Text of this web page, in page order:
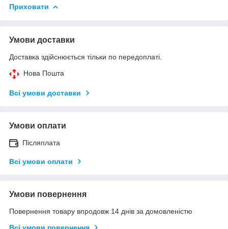
Приховати
Умови доставки
Доставка здійснюється тільки по передоплаті.
Нова Пошта
Всі умови доставки
Умови оплати
Післяплата
Всі умови оплати
Умови повернення
Повернення товару впродовж 14 днів за домовленістю
Всі умови повернення